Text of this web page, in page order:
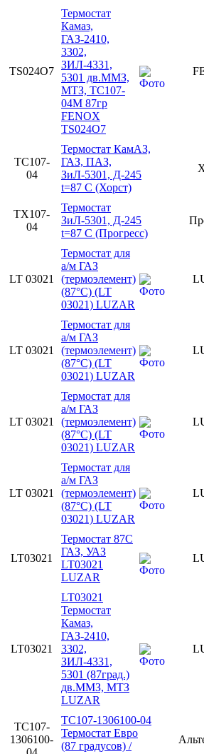
TS024O7
Термостат
Камаз,
ГАЗ-2410,
3302,
ЗИЛ-4331,
5301 дв.ММЗ,
МТЗ, ТС107-
04М 87гр
FENOX
TS024O7
ТС107-
04
Термостат КамАЗ,
ГАЗ, ПАЗ,
ЗиЛ-5301, Д-245
t=87 С (Хорст)
ТХ107-
04
Термостат
ЗиЛ-5301, Д-245
t=87 С (Прогресс)
LT 03021
Термостат для
а/м ГАЗ
(термоэлемент)
(87°С) (LT
03021) LUZAR
LT 03021
Термостат для
а/м ГАЗ
(термоэлемент)
(87°С) (LT
03021) LUZAR
LT 03021
Термостат для
а/м ГАЗ
(термоэлемент)
(87°С) (LT
03021) LUZAR
LT 03021
Термостат для
а/м ГАЗ
(термоэлемент)
(87°С) (LT
03021) LUZAR
LT03021
Термостат 87С
ГАЗ, УАЗ
LT03021
LUZAR
LT03021
LT03021
Термостат
Камаз,
ГАЗ-2410,
3302,
ЗИЛ-4331,
5301 (87град.)
дв.ММЗ, МТЗ
LUZAR
ТС107-
1306100-
ТС107-1306100-04
Термостат Евро
(87 градусов) /